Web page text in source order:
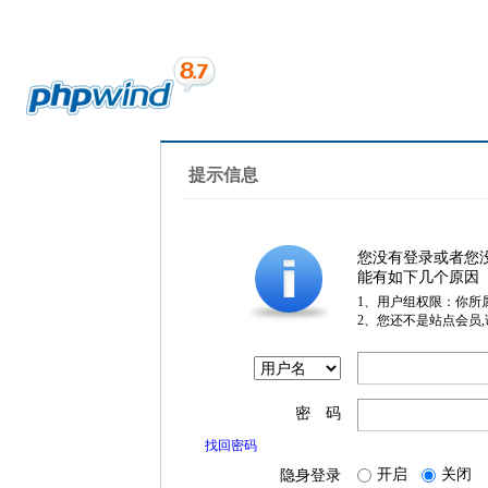
提示信息
您没有登录或者您
能有如下几个原因
1、用户组权限：你所
2、您还不是站点会员
密 码
找回密码
隐身登录 开启 关闭